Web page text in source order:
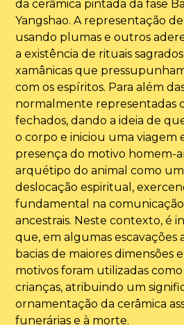
da cerâmica pintada da fase
Yangshao. A representação
usando plumas e outros
a existência de rituais
xamânicas que
com os espíritos. Para além
normalmente representadas
fechados, dando a ideia de
o corpo e iniciou uma viagem
presença do motivo homem-
arquétipo do animal como
deslocação espiritual,
fundamental na
ancestrais. Neste contexto, é
que, em algumas escavações
bacias de maiores dimensões
motivos foram utilizadas
crianças, atribuindo um
ornamentação da cerâmica
funerárias e à morte.